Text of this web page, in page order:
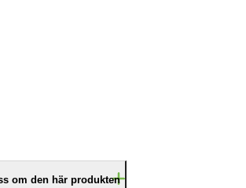
om den här produkten